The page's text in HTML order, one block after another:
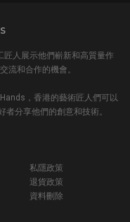
匠人展示他們嶄新和高質量作
流和合作的機會。
，香港的藝術匠人們可以
分享他們的創意和技術。
私隱政策
退貨政策
資料刪除